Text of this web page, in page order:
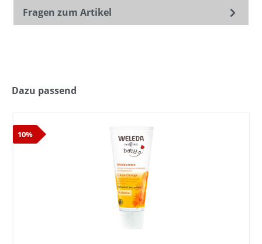
Fragen zum Artikel
Dazu passend
10%